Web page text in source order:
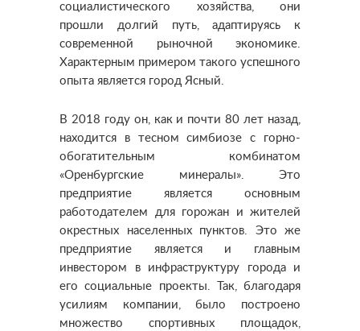
социалистического хозяйства, они
прошли долгий путь, адаптируясь к
современной рыночной экономике.
Характерным примером такого успешного
опыта является город Ясный.
В 2018 году он, как и почти 80 лет назад,
находится в тесном симбиозе с горно-
обогатительным комбинатом
«Оренбургские минералы». Это
предприятие является основным
работодателем для горожан и жителей
окрестных населенных пунктов. Это же
предприятие является и главным
инвестором в инфраструктуру города и
его социальные проекты. Так, благодаря
усилиям компании, было построено
множество спортивных площадок,